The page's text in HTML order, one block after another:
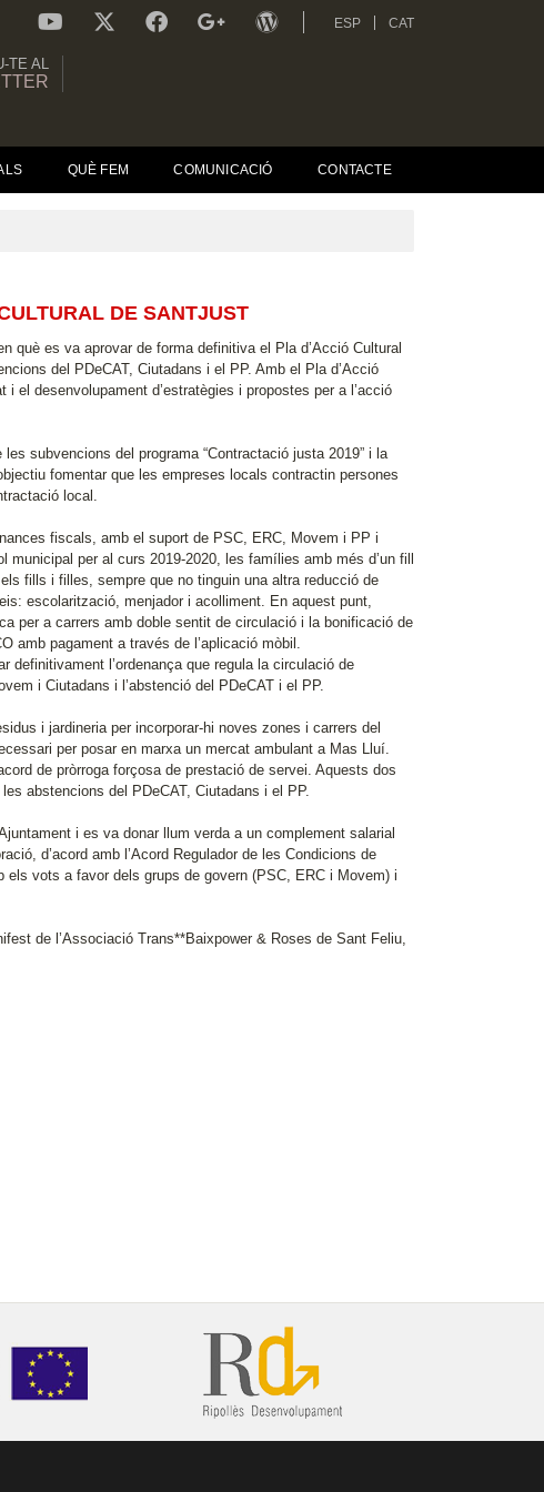
ESP CAT
TE AL
QUÈ FEM COMUNICACIÓ CONTACTE
DE SANTJUST
què es va aprovar de forma definitiva el Pla d’Acció Cultural
del PDeCAT, Ciutadans i el PP. Amb el Pla d’Acció
el desenvolupament d’estratègies i propostes per a l’acció
subvencions del programa “Contractació justa 2019” i la
fomentar que les empreses locals contractin persones
local.
fiscals, amb el suport de PSC, ERC, Movem i PP i
per al curs 2019-2020, les famílies amb més d’un fill
fills i filles, sempre que no tinguin una altra reducció de
escolarització, menjador i acolliment. En aquest punt,
per a carrers amb doble sentit de circulació i la bonificació de
amb pagament a través de l’aplicació mòbil.
definitivament l’ordenança que regula la circulació de
i Ciutadans i l’abstenció del PDeCAT i el PP.
i jardineria per incorporar-hi noves zones i carrers del
per posar en marxa un mercat ambulant a Mas Lluí.
de pròrroga forçosa de prestació de servei. Aquests dos
abstencions del PDeCAT, Ciutadans i el PP.
i es va donar llum verda a un complement salarial
d’acord amb l’Acord Regulador de les Condicions de
vots a favor dels grups de govern (PSC, ERC i Movem) i
de l’Associació Trans**Baixpower & Roses de Sant Feliu,